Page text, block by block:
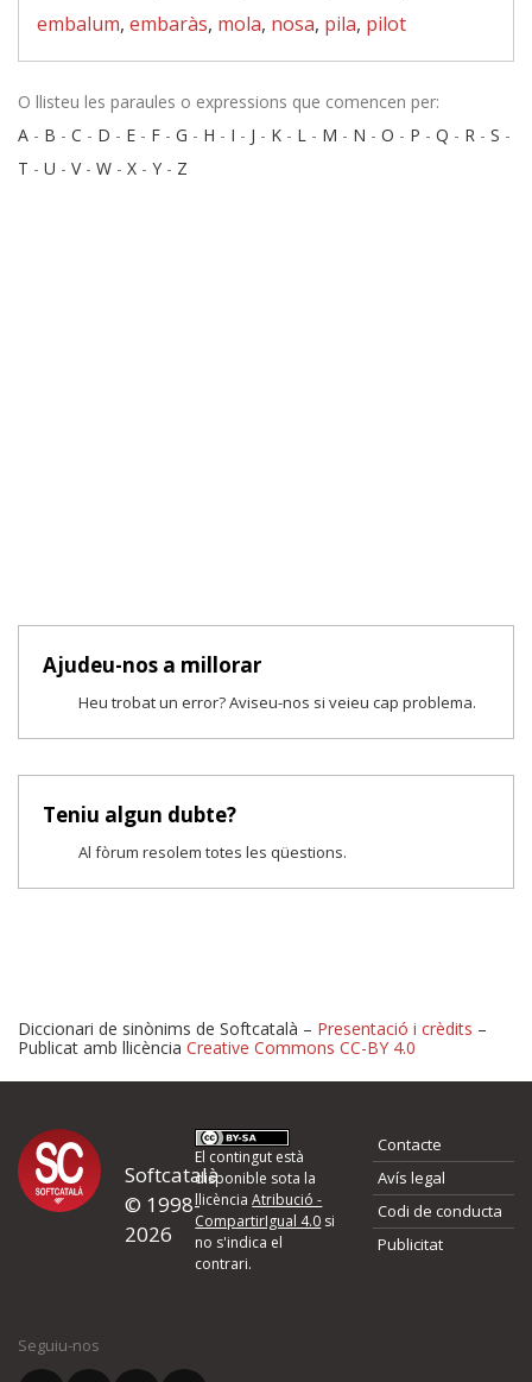
embalum, embaràs, mola, nosa, pila, pilot
O llisteu les paraules o expressions que comencen per:
A - B - C - D - E - F - G - H - I - J - K - L - M - N - O - P - Q - R - S -
T - U - V- W - X - Y - Z
Ajudeu-nos a millorar
Heu trobat un error? Aviseu-nos si veieu cap problema.
Teniu algun dubte?
Al fòrum resolem totes les qüestions.
Proposeu-nos millores o
d'errors
Si heu trobat un error o voleu proposar alguna millora, ompliu els
quina és la millora que proposeu o l'error del qual voleu informar-
Diccionari de sinònims de Softcatalà – Presentació i crèdits –
Publicat amb llicència Creative Commons CC-BY 4.0
Softcatalà
© 1998-
2026
El contingut està
disponible sota la
llicènciaAtribució -
CompartirIgual 4.0 si
no s'indica el
contrari.
Contacte
Avís legal
Codi de conducta
Publicitat
Seguiu-nos